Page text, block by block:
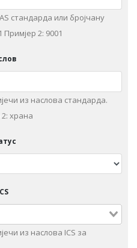
стандарда или бројчану
Примjeр 2: 9001
из нaслoвa стaндaрдa.
храна
из наслова ICS за